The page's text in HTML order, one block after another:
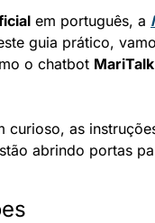
em português, a
guia prático,
o chatbot MariTalk
as
abrindo portas